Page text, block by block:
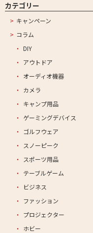
カテゴリー
キャンペーン
コラム
DIY
アウトドア
オーディオ機器
カメラ
キャンプ用品
ゲーミングデバイス
ゴルフウェア
スノーピーク
スポーツ用品
テーブルゲーム
ビジネス
ファッション
プロジェクター
ホビー